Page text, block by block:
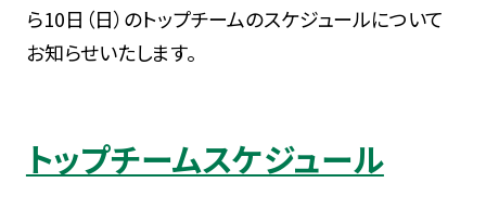
ら10日（日）のトップチームのスケジュールについて
お知らせいたします。
トップチームスケジュール